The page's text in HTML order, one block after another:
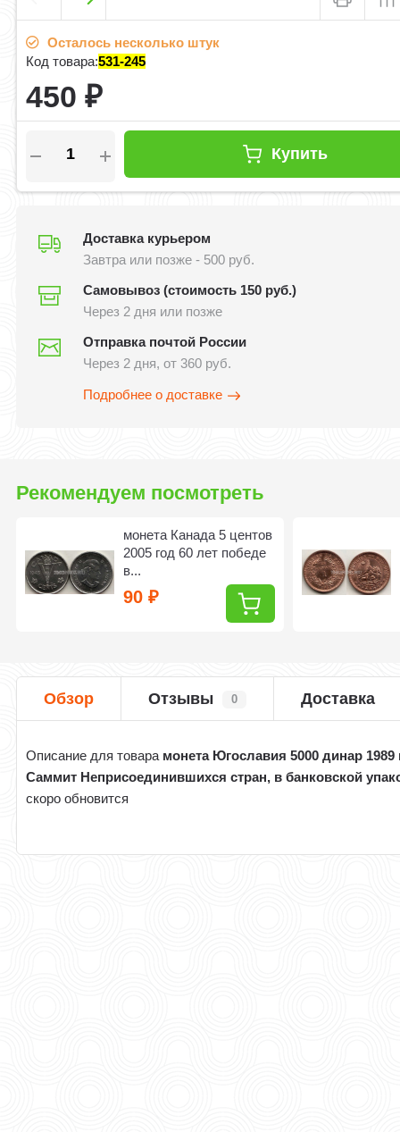
Осталось несколько штук
Код товара:531-245
450₽
Купить
Доставка курьером
Завтра или позже - 500 руб.
Самовывоз (стоимость 150 руб.)
Через 2 дня или позже
Отправка почтой России
Через 2 дня, от 360 руб.
Подробнее о доставке
Рекомендуем посмотреть
монета Канада 5 центов
2005 год 60 лет победе
в...
90₽
Обзор Отзывы 0 Доставка
Описание для товара монета Югославия 5000 динар 1989
Саммит Неприсоединившихся стран, в банковской
скоро обновится